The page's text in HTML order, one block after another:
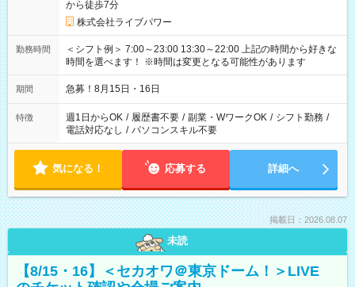
から徒歩7分
株式会社ライブパワー
勤務時間
＜シフト例＞ 7:00～23:00 13:30～22:00 上記の時間から好きな
時間を選べます！ ※時間は変更となる可能性があります
期間 急募！8月15日・16日
特徴 週1日からOK / 履歴書不要 / 副業・WワークOK / シフト勤務 /
電話対応なし / パソコンスキル不要
気になる！ 応募する 詳細へ
掲載日：2026.08.07
未読
【8/15・16】＜セカオワ＠東京ドーム！＞LIVE